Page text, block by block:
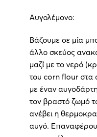
Αυγολέμονο:
Βάζουμε σε μία
άλλο σκεύος
μαζί με το νερό
του corn flour στα
με έναν
τον βραστό ζωμό
ανέβει η
αυγό.